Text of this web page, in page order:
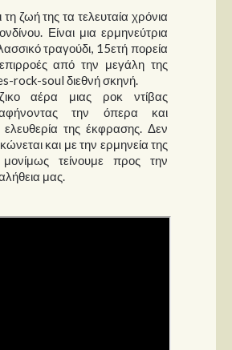
ζωή της τα τελευταία χρόνια
Είναι μια ερμηνεύτρια
τραγούδι, 15ετή πορεία
από την μεγάλη της
rock-soul διεθνή σκηνή.
αέρα μιας ροκ ντίβας
αφήνoντας την όπερα και
της έκφρασης. Δεν
και με την ερμηνεία της
μονίμως τείνουμε προς την
μας.